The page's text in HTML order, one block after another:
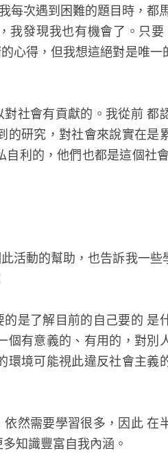
每次遇到困難的題目時，都
我發現我也有機會了。只
心得，但我想這絕對是唯
社會有貢獻的。我從前 都
研究，對社會來說實在是
利的，他們也都是這個社
活動的幫助，也告訴我一
是了解目前的自己要的 是
有意義的、有用的，對別
境可能視此違反社會主義
然需要學習很多，因此 在
知識豐富自我內涵。